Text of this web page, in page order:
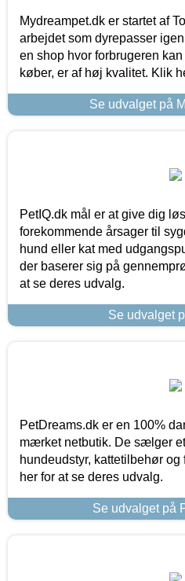
Mydreampet.dk er startet af
arbejdet som dyrepasser
en shop hvor forbrugeren
køber, er af høj kvalitet. Klik
Se udvalget på
PetIQ.dk mål er at give dig
forekommende årsager til
hund eller kat med
der baserer sig på
at se deres udvalg.
Se udvalget
PetDreams.dk er en 100%
mærket netbutik. De sælger
hundeudstyr, kattetilbehør
her for at se deres udvalg.
Se udvalget på